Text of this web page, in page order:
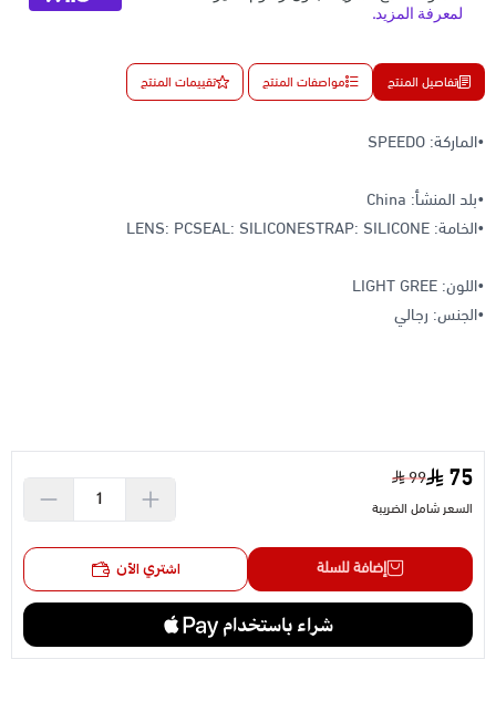
تفاصيل المنتج مواصفات المنتج تقييمات المنتج
•الماركة: SPEEDO
•بلد المنشأ: China
•الخامة: LENS: PCSEAL: SILICONESTRAP: SILICONE
•اللون: LIGHT GREE
•الجنس: رجالي
75
99
السعر شامل الضريبة
إضافة للسلة اشتري الآن